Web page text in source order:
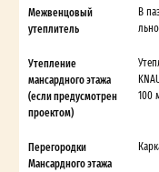
Межвенцовый
утеплитель
В
Утепление
мансардного этажа
(если предусмотрен
проектом)
100
Перегородки
Мансардного этажа